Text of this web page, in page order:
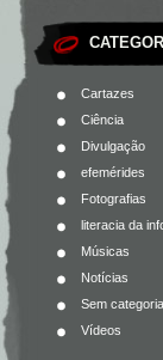
Cartazes
Ciência
Divulgação
efemérides
Fotografias
literacia da
Músicas
Notícias
Sem categoria
Vídeos